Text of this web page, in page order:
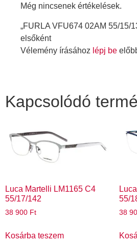
Még nincsenek értékelések.
„FURLA VFU674 02AM 55/15/
elsőként
Vélemény írásához lépj be
Kapcsolódó
Luca Martelli LM1165 C4
55/17/142
38 900 Ft
Kosárba teszem
55/
38